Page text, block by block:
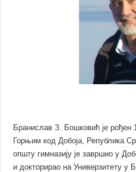
Бранислав З. Бошковић је рођен
Горњим код Добоја, Република
општу гимназију је завршио у
и докторирао на Универзитету у